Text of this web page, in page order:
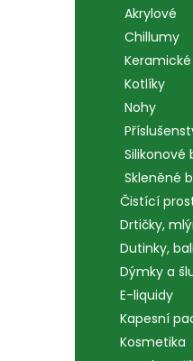
Akrylové
Chillumy
Kotlíky
Nohy
Silikonové
Skleněné
Čistící
Drtičky,
Dutinky,
Dýmky a
E-liquidy
Kapesní
Kosmetika